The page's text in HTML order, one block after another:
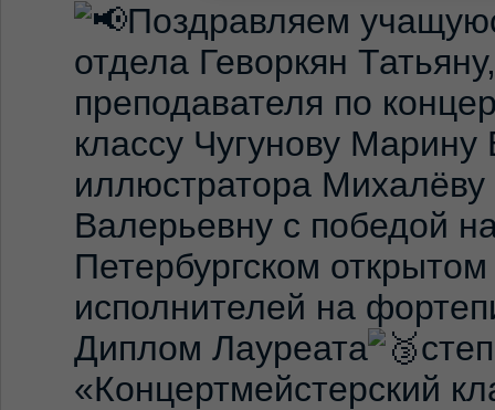
Поздравляем
отдела Геворкян
преподавателя по
классу Чугунову Марину
иллюстратора
Валерьевну с победой
Петербургском
исполнителей на
Диплом Лауреата
«Концертмейстерский